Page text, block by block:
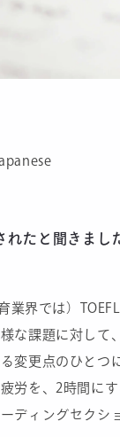
れたと聞きま
業界では）
な課題に対して
変更点のひとつ
労を、2時間に
ディングセクシ